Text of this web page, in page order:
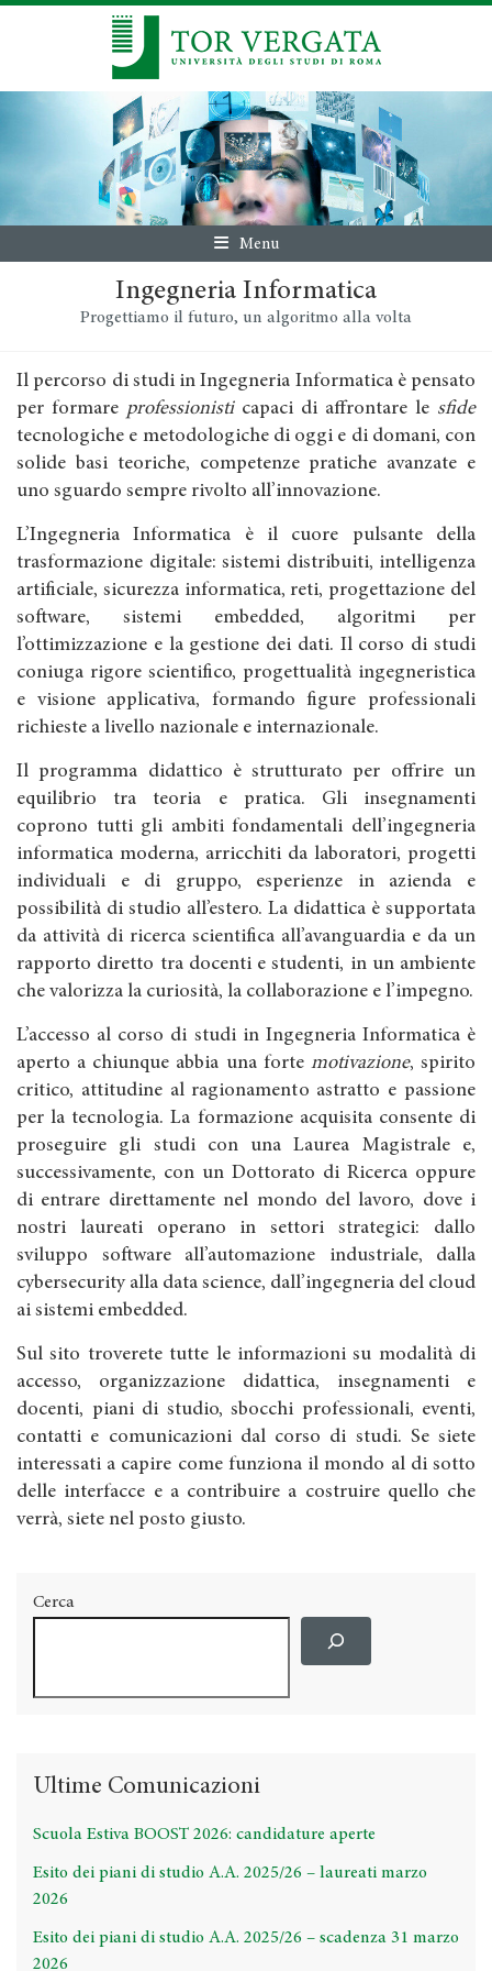
Menu
Ingegneria Informatica
Progettiamo il futuro, un algoritmo alla volta
Il percorso di studi in Ingegneria Informatica è pensato
per formare professionisticapaci di affrontare le sfide
tecnologiche e metodologiche di oggi e di domani, con
solide basi teoriche, competenze pratiche avanzate e
uno sguardo sempre rivolto all’innovazione.
L’Ingegneria Informatica è il cuore pulsante della
trasformazione digitale: sistemi distribuiti, intelligenza
artificiale, sicurezza informatica, reti, progettazione del
software, sistemi embedded, algoritmi per
l’ottimizzazione e la gestione dei dati. Il corso di studi
coniuga rigore scientifico, progettualità ingegneristica
e visione applicativa, formando figure professionali
richieste a livello nazionale e internazionale.
Il programma didattico è strutturato per offrire un
equilibrio tra teoria e pratica. Gli insegnamenti
coprono tutti gli ambiti fondamentali dell’ingegneria
informatica moderna, arricchiti da laboratori, progetti
individuali e di gruppo, esperienze in azienda e
possibilità di studio all’estero. La didattica è supportata
da attività di ricerca scientifica all’avanguardia e da un
rapporto diretto tra docenti e studenti, in un ambiente
che valorizza la curiosità, la collaborazione e l’impegno.
L’accesso al corso di studi in Ingegneria Informatica è
aperto a chiunque abbia una forte motivazione, spirito
critico, attitudine al ragionamento astratto e passione
per la tecnologia. La formazione acquisita consente di
proseguire gli studi con una Laurea Magistrale e,
successivamente, con un Dottorato di Ricerca oppure
di entrare direttamente nel mondo del lavoro, dove i
nostri laureati operano in settori strategici: dallo
sviluppo software all’automazione industriale, dalla
cybersecurity alla data science, dall’ingegneria del cloud
ai sistemi embedded.
Sul sito troverete tutte le informazioni su modalità di
accesso, organizzazione didattica, insegnamenti e
docenti, piani di studio, sbocchi professionali, eventi,
contatti e comunicazioni dal corso di studi. Se siete
interessati a capire come funziona il mondo al di sotto
delle interfacce e a contribuire a costruire quello che
verrà, siete nel posto giusto.
Cerca
Ultime Comunicazioni
Scuola Estiva BOOST 2026: candidature aperte
Esito dei piani di studio A.A. 2025/26 – laureati marzo
2026
Esito dei piani di studio A.A. 2025/26 – scadenza 31 marzo
2026